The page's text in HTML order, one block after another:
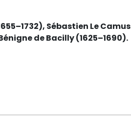
Sébastien Le Camus
de Bacilly (1625–1690).